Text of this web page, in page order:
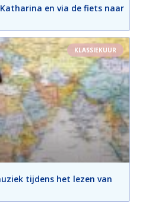
en via de fiets naar
KLASSIEKUUR
tijdens het lezen van